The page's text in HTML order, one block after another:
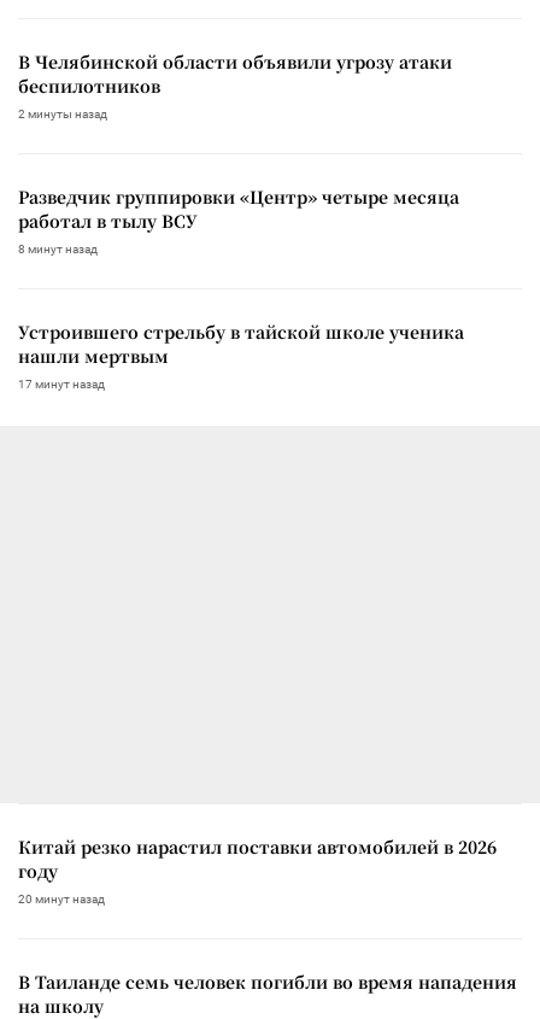
В Челябинской области объявили угрозу атаки
беспилотников
2 минуты назад
Разведчик группировки «Центр» четыре месяца
работал в тылу ВСУ
8 минут назад
Устроившего стрельбу в тайской школе ученика
нашли мертвым
17 минут назад
Китай резко нарастил поставки автомобилей в 2026
году
20 минут назад
В Таиланде семь человек погибли во время нападения
на школу